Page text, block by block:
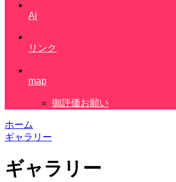
Ai
リンク
map
御評価お願い
ホーム
ギャラリー
ギャラリー